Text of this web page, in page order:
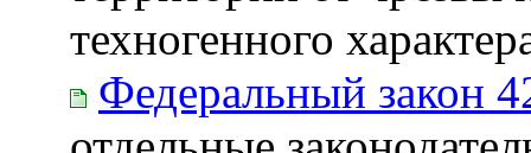
техногенного
Федеральный закон